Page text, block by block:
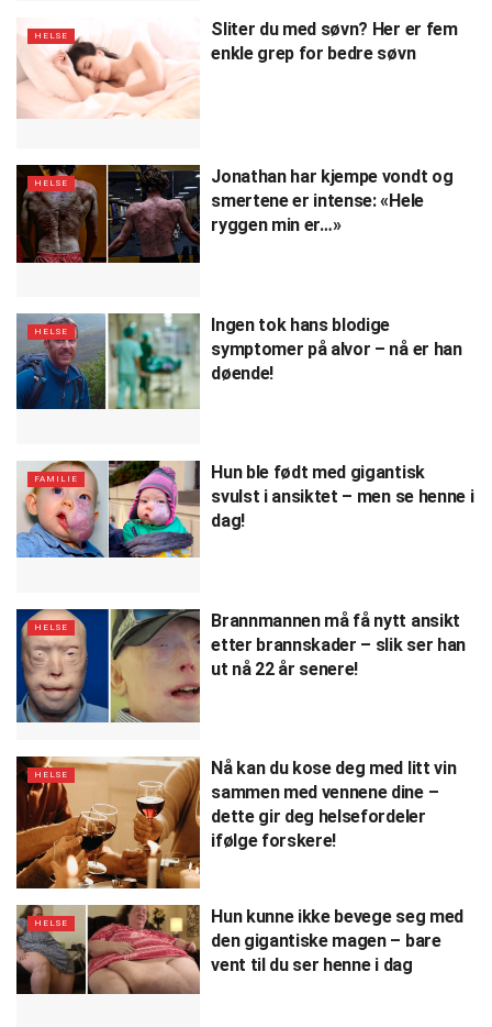
HELSE
Sliter du med søvn? Her er fem
enkle grep for bedre søvn
HELSE
Jonathan har kjempe vondt og
smertene er intense: «Hele
ryggen min er…»
HELSE
Ingen tok hans blodige
symptomer på alvor – nå er han
døende!
FAMILIE
Hun ble født med gigantisk
svulst i ansiktet – men se henne i
dag!
HELSE
Brannmannen må få nytt ansikt
etter brannskader – slik ser han
ut nå 22 år senere!
HELSE
Nå kan du kose deg med litt vin
sammen med vennene dine –
dette gir deg helsefordeler
ifølge forskere!
HELSE
Hun kunne ikke bevege seg med
den gigantiske magen – bare
vent til du ser henne i dag